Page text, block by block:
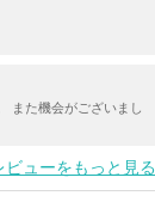
また機会がございまし
ビューをもっと見る